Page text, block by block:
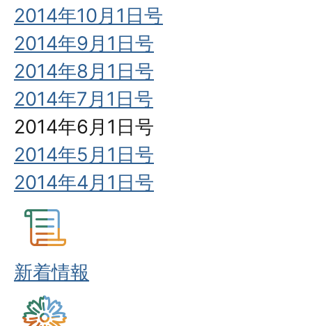
2014年10月1日号
2014年9月1日号
2014年8月1日号
2014年7月1日号
2014年6月1日号
2014年5月1日号
2014年4月1日号
新着情報